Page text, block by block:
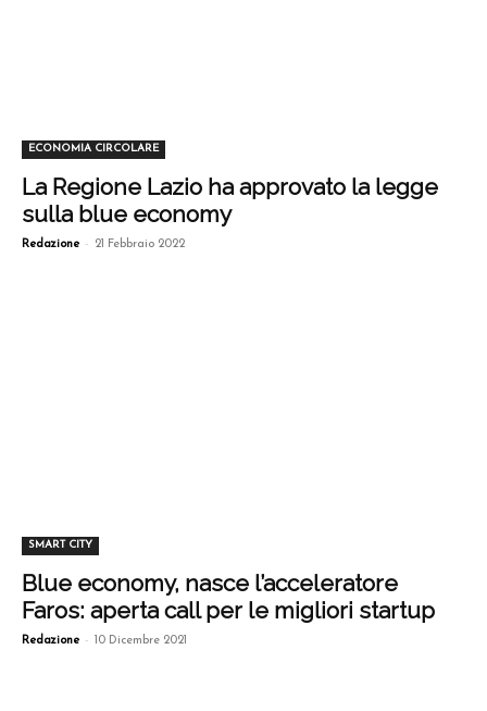
ECONOMIA CIRCOLARE
La Regione Lazio ha approvato la legge
sulla blue economy
Redazione - 21 Febbraio 2022
SMART CITY
Blue economy, nasce l’acceleratore
Faros: aperta call per le migliori startup
Redazione - 10 Dicembre 2021